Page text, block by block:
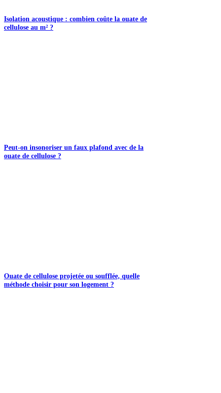
Isolation acoustique : combien coûte la ouate de
cellulose au m² ?
Peut-on insonoriser un faux plafond avec de la
ouate de cellulose ?
Ouate de cellulose projetée ou soufflée, quelle
méthode choisir pour son logement ?